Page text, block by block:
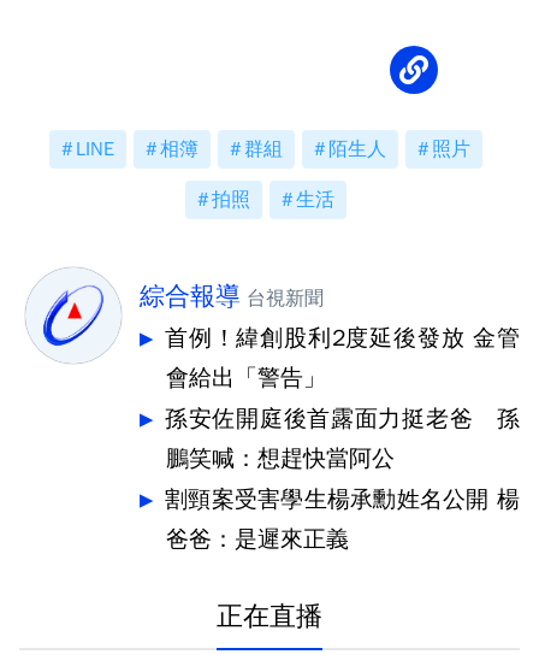
LINE 相簿 群組 陌生人 照片
拍照 生活
綜合報導 台視新聞
首例！緯創股利2度延後發放 金管
會給出「警告」
孫安佐開庭後首露面力挺老爸 孫
鵬笑喊：想趕快當阿公
割頸案受害學生楊承勳姓名公開 楊
爸爸：是遲來正義
正在直播